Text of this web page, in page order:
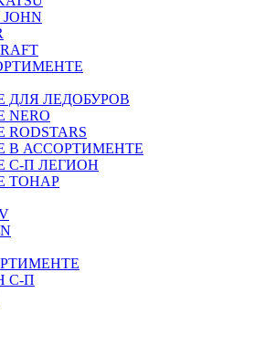
ЛЕДОБУРОВ
АССОРТИМЕНТЕ
П ЛЕГИОН
ТОНАР
С-П